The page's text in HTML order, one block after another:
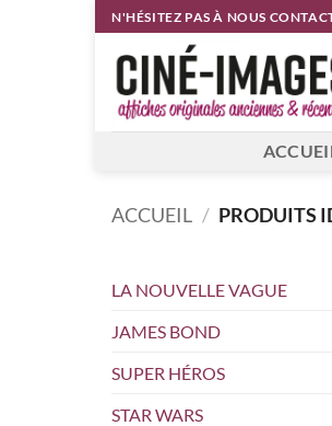
Passer
au
contenu
N'HÉSITEZ PAS À NOUS
ACCUEIL / PRODUITS
LA NOUVELLE VAGUE
JAMES BOND
SUPER HÉROS
STAR WARS